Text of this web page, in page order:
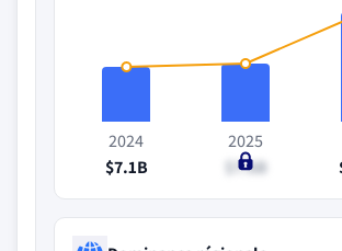
2024
$7.1B
2025
$7.6B